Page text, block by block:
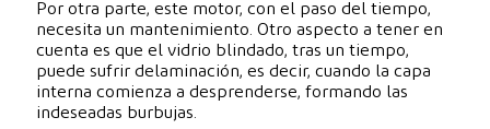
Por otra parte, este motor, con el paso del tiempo,
necesita un mantenimiento. Otro aspecto a tener en
cuenta es que el vidrio blindado, tras un tiempo,
puede sufrir delaminación, es decir, cuando la capa
interna comienza a desprenderse, formando las
indeseadas burbujas.